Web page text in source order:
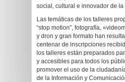
social, cultural e innovador de la
Las temáticas de los talleres
“stop motion”, fotografía,
y dron y gran formato han
centenar de inscripciones
los talleres están preparados
y accesibles para todos los
promover el uso de la
de la Información y